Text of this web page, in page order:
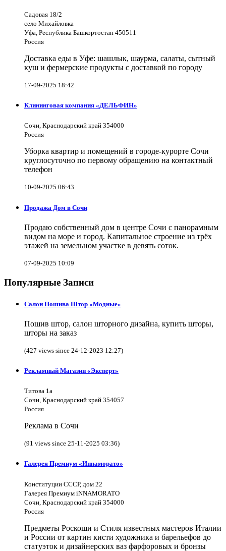
Садовая 18/2
село Михайловка
Уфа, Республика Башкортостан 450511
Россия
Доставка еды в Уфе: шашлык, шаурма, салаты, сытный
куш и фермерские продукты с доставкой по городу
17-09-2025 18:42
Клининговая компания «ДЕЛЬФИН»
Сочи, Краснодарский край 354000
Россия
Уборка квартир и помещений в городе-курорте Сочи
круглосуточно по первому обращению на контактный
телефон
10-09-2025 06:43
Продажа Дом в Сочи
Продаю собственный дом в центре Сочи с панорамным
видом на море и город. Капитальное строение из трёх
этажей на земельном участке в девять соток.
07-09-2025 10:09
Популярные Записи
Салон Пошива Штор «Модные»
Пошив штор, салон шторного дизайна, купить шторы,
шторы на заказ
(427 views since 24-12-2023 12:27)
Рекламный Магазин «Эксперт»
Титова 1а
Сочи, Краснодарский край 354057
Россия
Реклама в Сочи
(91 views since 25-11-2025 03:36)
Галерея Премиум «Иннаморато»
Конституции СССР, дом 22
Галерея Премиум iNNAMORATO
Сочи, Краснодарский край 354000
Россия
Предметы Роскоши и Стиля известных мастеров Италии
и России от картин кисти художника и барельефов до
статуэток и дизайнерских ваз фарфоровых и бронзы